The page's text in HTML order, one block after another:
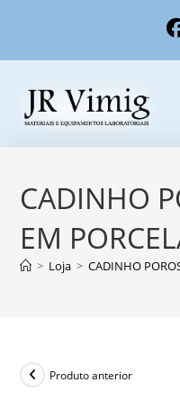
CADINHO
EM
> Loja > CADINHO
Produto anterior